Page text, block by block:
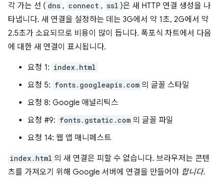
각 가는 선 ( dns , connect , ssl )은 새 HTTP 연결 생성을 나
타냅니다. 새 연결을 설정하는 데는 3G에서 약 1초, 2G에서 약
2.5초가 소요되므로 비용이 많이 듭니다. 폭포식 차트에서 다음
에 대한 새 연결이 표시됩니다.
요청 1: index.html
요청 5: fonts.googleapis.com 의 글꼴 스타일
요청 8: Google 애널리틱스
요청 #9: fonts.gstatic.com 의 글꼴 파일
요청 14: 웹 앱 매니페스트
index.html 의 새 연결은 피할 수 없습니다. 브라우저는 콘텐
츠를 가져오기 위해 Google 서버에 연결을 만들어야 합니다.